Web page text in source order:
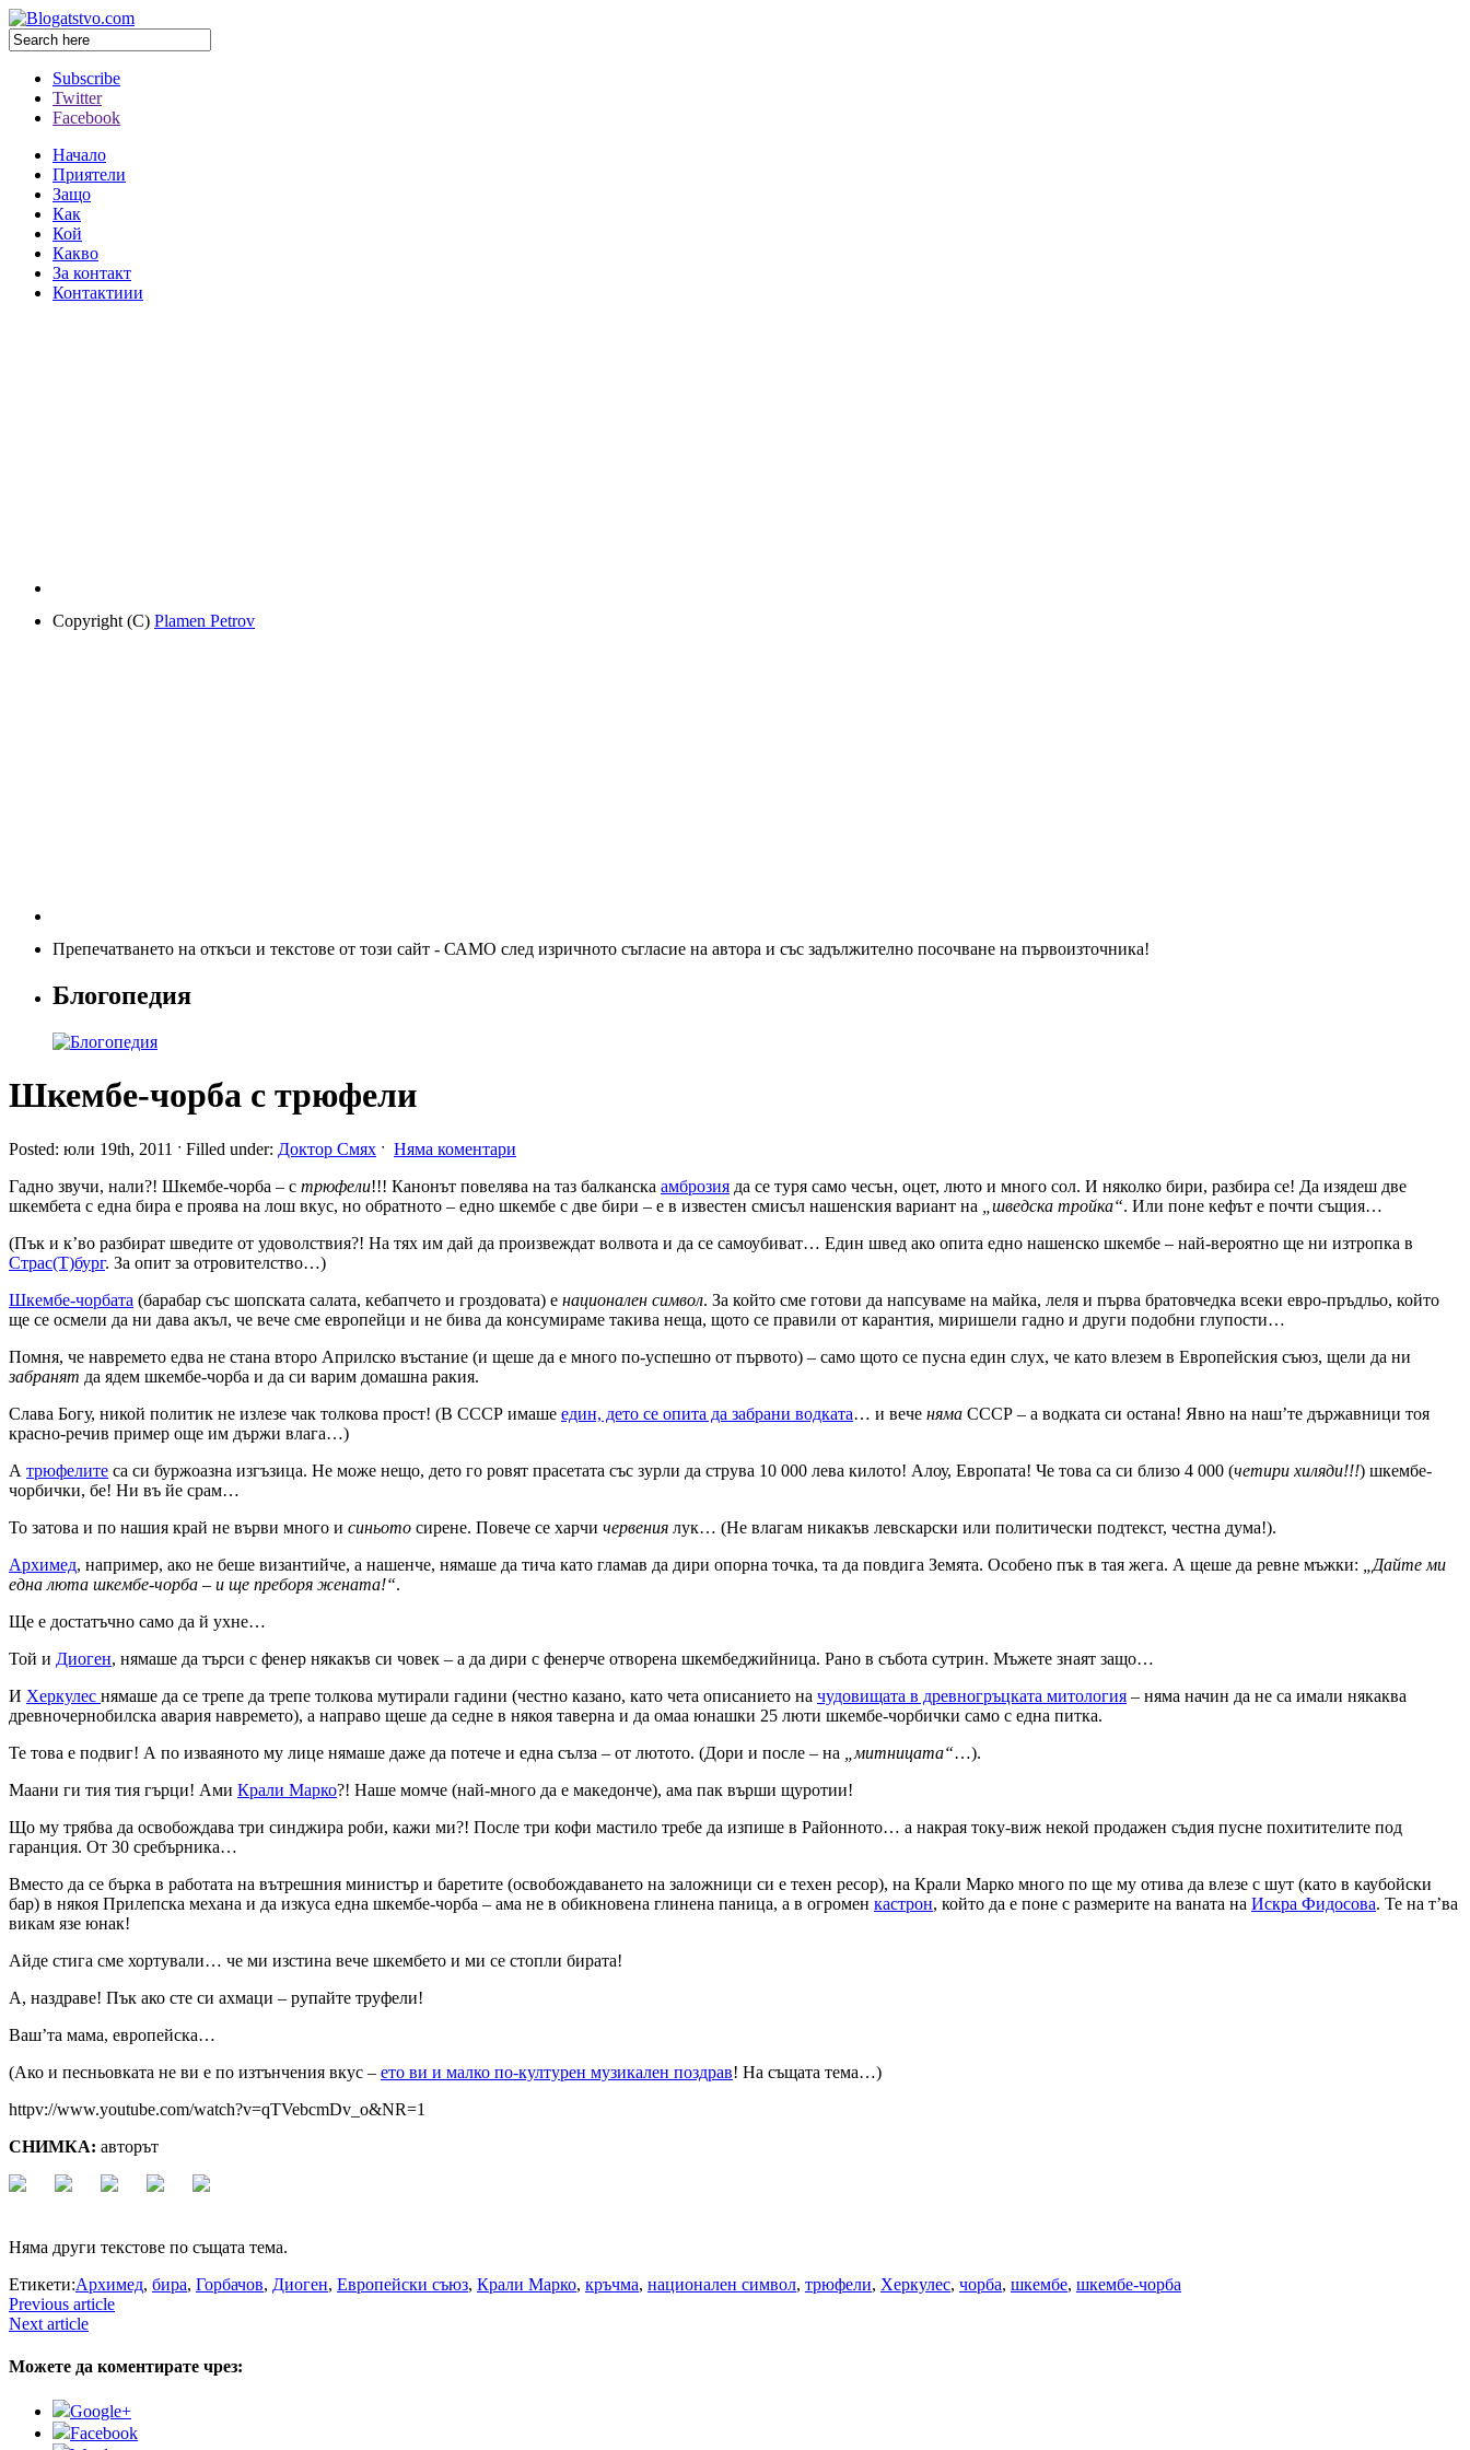
Subscribe
Twitter
Facebook
Начало
Приятели
Защо
Как
Кой
Какво
За контакт
Контактиии
Copyright (C) Plamen Petrov
Препечатването на откъси и текстове от този сайт - САМО след изричното съгласие на автора и със задължително посочване на първоизточника!
Блогопедия
Шкембе-чорба с трюфели
Posted: юли 19th, 2011 ˑ Filled under: Доктор Смях ˑ Няма коментари
Гадно звучи, нали?! Шкембе-чорба – с трюфели!!! Канонът повелява на таз балканска амброзия да се туря само чесън, оцет, люто и много сол. И няколко бири, разбира се! Да изядеш две
шкембета с една бира е проява на лош вкус, но обратното – едно шкембе с две бири – е в известен смисъл нашенския вариант на
„шведска тройка“. Или поне кефът е почти същия…
(Пък и к’во разбират шведите от удоволствия?! На тях им дай да произвеждат волвота и да се самоубиват… Един швед ако опита едно нашенско шкембе – най-вероятно ще ни изтропка в
Страс(Т)бург. За опит за отровителство…)
Шкембе-чорбата (барабар със шопската салата, кебапчето и гроздовата) е национален символ. За който сме готови да напсуваме на майка, леля и първа братовчедка всеки евро-пръдльо, който
ще се осмели да ни дава акъл, че вече сме европейци и не бива да консумираме такива неща, щото се правили от карантия, миришели гадно и други подобни глупости…
Помня, че навремето едва не стана второ Априлско въстание (и щеше да е много по-успешно от първото) – само щото се пусна един слух, че като влезем в Европейския съюз, щели да ни
забранят да ядем шкембе-чорба и да си варим домашна ракия.
Слава Богу, никой политик не излезе чак толкова прост! (В СССР имаше един, дето се опита да забрани водката… и вече няма СССР – а водката си остана! Явно на наш’те държавници тоя
красно-речив пример още им държи влага…)
А трюфелите са си буржоазна изгъзица. Не може нещо, дето го ровят прасетата със зурли да струва 10 000 лева килото! Алоу, Европата! Че това са си близо 4 000 (четири хиляди!!!) шкембе-
чорбички, бе! Ни въ йе срам…
То затова и по нашия край не върви много и синьото сирене. Повече се харчи червения лук… (Не влагам никакъв левскарски или политически подтекст, честна дума!).
Архимед, например, ако не беше византийче, а нашенче, нямаше да тича като гламав да дири опорна точка, та да повдига Земята. Особено пък в тая жега. А щеше да ревне мъжки:
„Дайте ми
една люта шкембе-чорба – и ще преборя жената!“.
Ще е достатъчно само да й ухне…
Той и Диоген, нямаше да търси с фенер някакъв си човек – а да дири с фенерче отворена шкембеджийница. Рано в събота сутрин. Мъжете знаят защо…
И Херкулес нямаше да се трепе да трепе толкова мутирали гадини (честно казано, като чета описанието на чудовищата в древногръцката митология – няма начин да не са имали някаква
древночернобилска авария навремето), а направо щеше да седне в някоя таверна и да омаа юнашки 25 люти шкембе-чорбички само с една питка.
Те това е подвиг! А по изваяното му лице нямаше даже да потече и една сълза – от лютото. (Дори и после – на
„митницата“…).
Маани ги тия тия гърци! Ами Крали Марко?! Наше момче (най-много да е македонче), ама пак върши щуротии!
Що му трябва да освобождава три синджира роби, кажи ми?! После три кофи мастило требе да изпише в Районното… а накрая току-виж некой продажен съдия пусне похитителите под
гаранция. От 30 сребърника…
Вместо да се бърка в работата на вътрешния министър и баретите (освобождаването на заложници си е техен ресор), на Крали Марко много по ще му отива да влезе с шут (като в каубойски
бар) в някоя Прилепска механа и да изкуса една шкембе-чорба – ама не в обикновена глинена паница, а в огромен кастрон, който да е поне с размерите на ваната на Искра Фидосова. Те на т’ва
викам язе юнак!
Айде стига сме хортували… че ми изстина вече шкембето и ми се стопли бирата!
А, наздраве! Пък ако сте си ахмаци – рупайте труфели!
Ваш’та мама, европейска…
(Ако и песньовката не ви е по изтънчения вкус – ето ви и малко по-културен музикален поздрав! На същата тема…)
httpv://www.youtube.com/watch?v=qTVebcmDv_o&NR=1
СНИМКА: авторът
Няма други текстове по същата тема.
Етикети:Архимед, бира, Горбачов, Диоген, Европейски съюз, Крали Марко, кръчма, национален символ, трюфели, Херкулес, чорба, шкембе, шкембе-чорба
Previous article
Next article
Можете да коментирате чрез:
Google+
Facebook